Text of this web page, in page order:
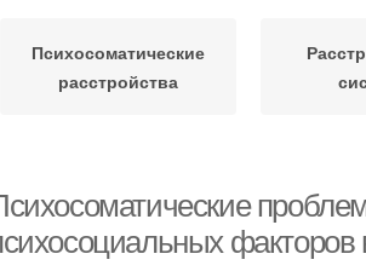
Психосоматические
расстройства